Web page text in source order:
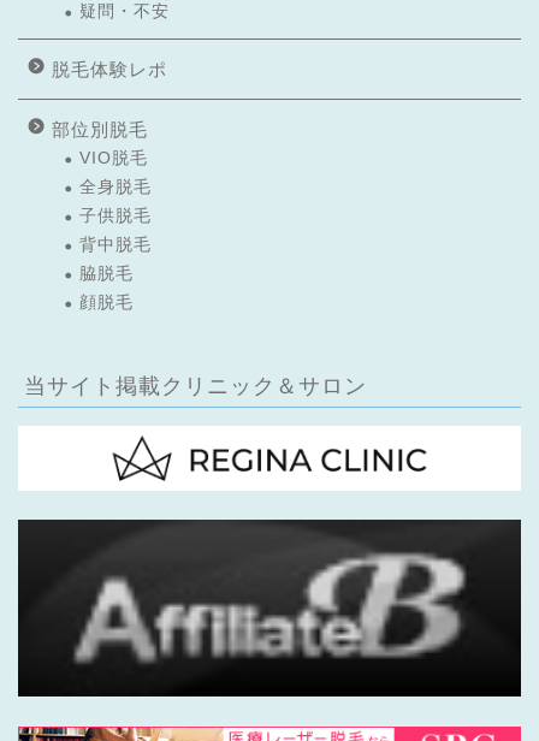
疑問・不安
脱毛体験レポ
部位別脱毛
VIO脱毛
全身脱毛
子供脱毛
背中脱毛
脇脱毛
顔脱毛
当サイト掲載クリニック＆サロン